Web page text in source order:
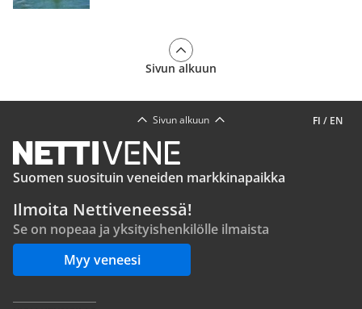
Sivun alkuun
FI / EN
Sivun alkuun
Suomen suosituin veneiden markkinapaikka
Ilmoita Nettiveneessä!
Se on nopeaa ja yksityishenkilölle ilmaista
Myy veneesi